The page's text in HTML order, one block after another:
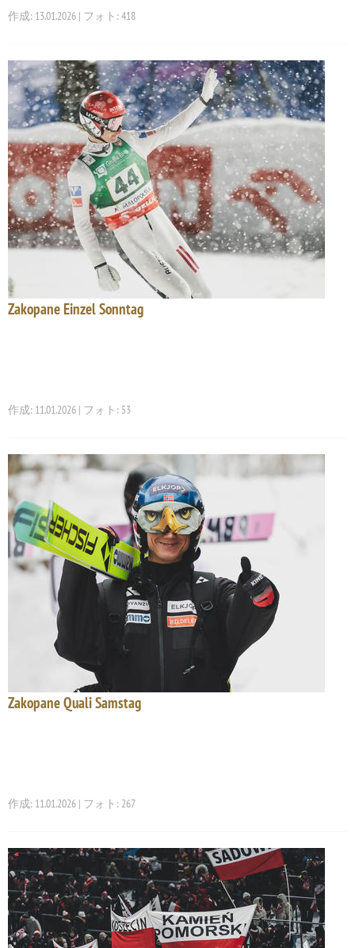
作成: 13.01.2026 | フォト: 418
Zakopane Einzel Sonntag
作成: 11.01.2026 | フォト: 53
Zakopane Quali Samstag
作成: 11.01.2026 | フォト: 267